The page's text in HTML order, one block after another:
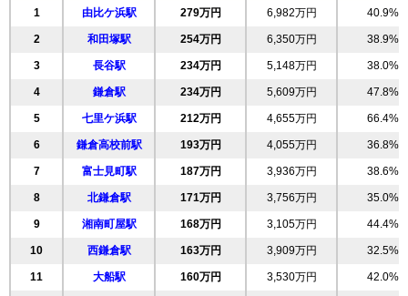
19 台 180万円 3,770万円 44.4%
20 鎌倉山 166万円 4,654万円 35.3%
21 玉縄 155万円 3,407万円 45.1%
22 常盤 154万円 3,389万円 59.0%
23 二階堂 149万円 3,580万円 36.9%
24 植木 118万円 2,588万円 39.5%
25 岡本 108万円 2,376万円 36.4%
26 手広 105万円 2,003万円 39.3%
27 関谷 73万円 1,536万円 38.4%
28 梶原 70万円 1,531万円 31.0%
1 由比ケ浜駅 279万円 6,982万円 40.9%
2 和田塚駅 254万円 6,350万円 38.9%
3 長谷駅 234万円 5,148万円 38.0%
4 鎌倉駅 234万円 5,609万円 47.8%
5 七里ケ浜駅 212万円 4,655万円 66.4%
6 鎌倉高校前駅 193万円 4,055万円 36.8%
7 富士見町駅 187万円 3,936万円 38.6%
8 北鎌倉駅 171万円 3,756万円 35.0%
9 湘南町屋駅 168万円 3,105万円 44.4%
10 西鎌倉駅 163万円 3,909万円 32.5%
11 大船駅 160万円 3,530万円 42.0%